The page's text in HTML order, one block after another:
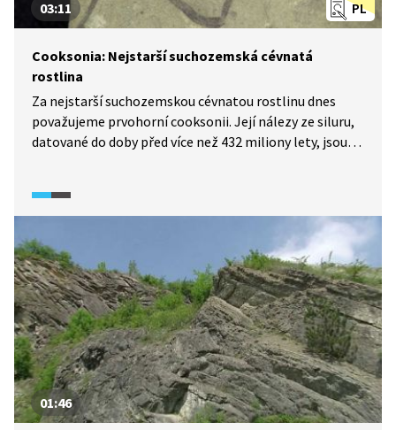
PL
03:11
Cooksonia: Nejstarší suchozemská cévnatá
rostlina
Za nejstarší suchozemskou cévnatou rostlinu dnes
považujeme prvohorní cooksonii. Její nálezy ze siluru,
datované do doby před více než 432 miliony lety, jsou
který ji ovšem ve své době považoval za mořskou řasu.
Její znovuobjevení v Barrandeho sbírkách po 150 letech
představovalo doslova paleontologickou senzaci.
01:46